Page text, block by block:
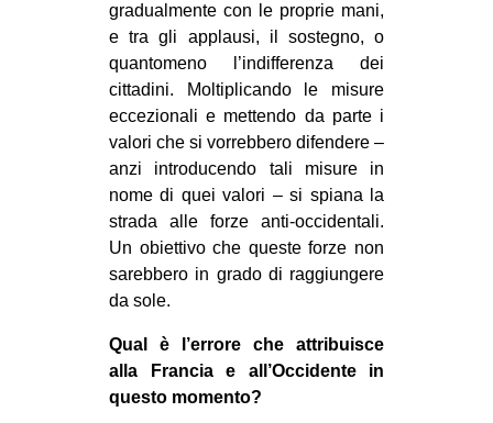
gradualmente con le proprie mani,
e tra gli applausi, il sostegno, o
quantomeno l’indifferenza dei
cittadini. Moltiplicando le misure
eccezionali e mettendo da parte i
valori che si vorrebbero difendere –
anzi introducendo tali misure in
nome di quei valori – si spiana la
strada alle forze anti-occidentali.
Un obiettivo che queste forze non
sarebbero in grado di raggiungere
da sole.
Qual è l’errore che attribuisce
alla Francia e all’Occidente in
questo momento?